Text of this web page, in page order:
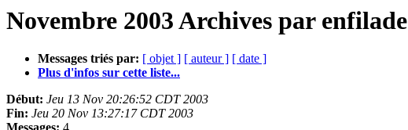
Novembre 2003 Archives par enfilade
Messages triés par: [ objet ] [ auteur ] [ date ]
Plus d'infos sur cette liste...
Début: Jeu 13 Nov 20:26:52 CDT 2003
Fin: Jeu 20 Nov 13:27:17 CDT 2003